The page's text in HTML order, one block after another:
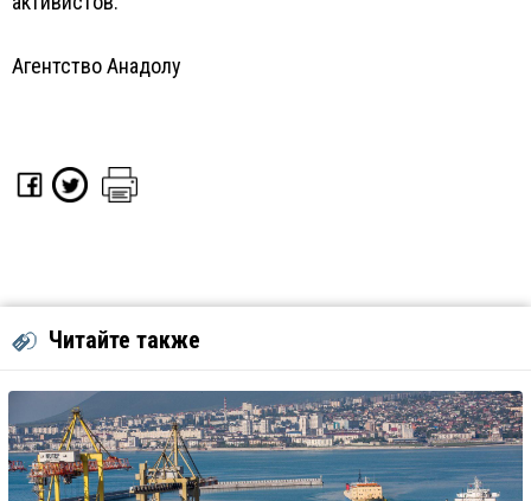
Агентство Анадолу
Читайте также